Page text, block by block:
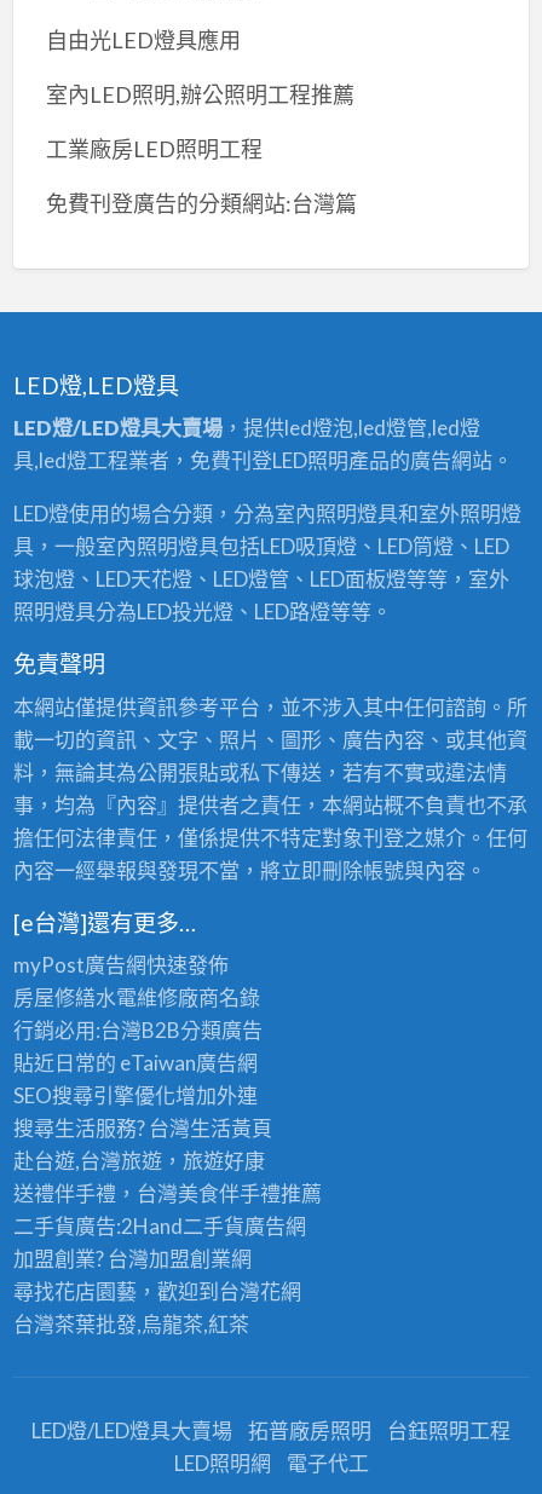
自由光LED燈具應用
室內LED照明,辦公照明工程推薦
工業廠房LED照明工程
免費刊登廣告的分類網站:台灣篇
LED燈,LED燈具
LED燈/LED燈具大賣場，提供led燈泡,led燈管,led燈
具,led燈工程業者，免費刊登LED照明產品的廣告網站。
LED燈使用的場合分類，分為室內照明燈具和室外照明燈
具，一般室內照明燈具包括LED吸頂燈、LED筒燈、LED
球泡燈、LED天花燈、LED燈管、LED面板燈等等，室外
照明燈具分為LED投光燈、LED路燈等等。
免責聲明
本網站僅提供資訊參考平台，並不涉入其中任何諮詢。所
載一切的資訊、文字、照片、圖形、廣告內容、或其他資
料，無論其為公開張貼或私下傳送，若有不實或違法情
事，均為『內容』提供者之責任，本網站概不負責也不承
擔任何法律責任，僅係提供不特定對象刊登之媒介。任何
內容一經舉報與發現不當，將立即刪除帳號與內容。
[e台灣]還有更多…
myPost廣告網快速發佈
房屋修繕水電維修廠商名錄
行銷必用:台灣B2B分類廣告
貼近日常的 eTaiwan廣告網
SEO搜尋引擎優化增加外連
搜尋生活服務? 台灣生活黃頁
赴台遊,台灣旅遊，旅遊好康
送禮伴手禮，台灣美食伴手禮推薦
二手貨廣告:2Hand二手貨廣告網
加盟創業? 台灣加盟創業網
尋找花店園藝，歡迎到 台灣花網
台灣茶葉批發,烏龍茶,紅茶
LED燈/LED燈具大賣場 拓普廠房照明
台鈺照明工程
LED照明網
電子代工